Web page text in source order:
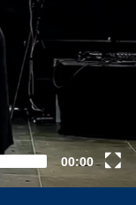
00:00